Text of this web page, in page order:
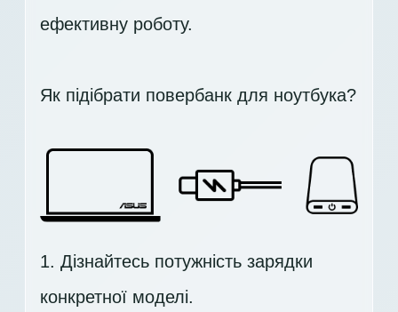
ефективну роботу.
Як підібрати повербанк для ноутбука?
1. Дізнайтесь потужність зарядки
конкретної моделі.